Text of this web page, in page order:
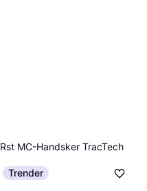
Rst MC-Handsker TracTech
Motorcykelhandske
799 kr.
Trender